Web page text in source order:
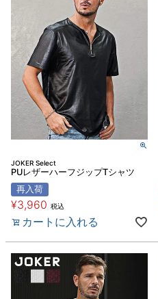
JOKER Select
PUレザーハーフジップTシャツ
再入荷
¥3,960 税込
カートに入れる